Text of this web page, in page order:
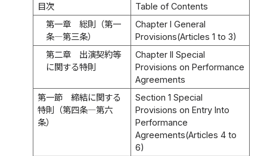
目次
Table of Contents
第一章 総則（第一
条―第三条）
Chapter I General
Provisions(Articles 1 to 3)
第二章 出演契約等
に関する特則
Chapter II Special
Provisions on Performance
Agreements
第一節 締結に関する
特則（第四条―第六
条）
Section 1 Special
Provisions on Entry Into
Performance
Agreements(Articles 4 to
6)